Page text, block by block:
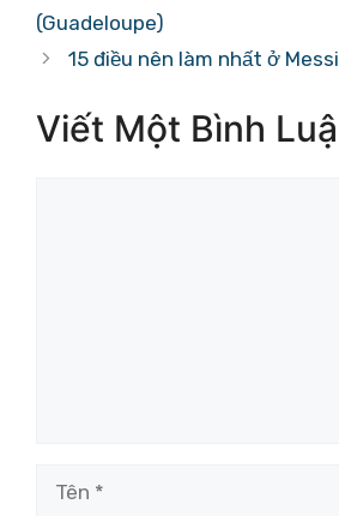
(Guadeloupe)
15 điều nên làm nhất ở
Viết Một Bình